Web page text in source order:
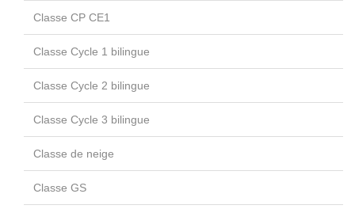
Classe CP CE1
Classe Cycle 1 bilingue
Classe Cycle 2 bilingue
Classe Cycle 3 bilingue
Classe de neige
Classe GS